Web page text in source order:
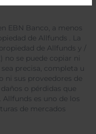
EBN Banco, a menos
de Allfunds . La
de Allfunds y /
no se puede copiar ni
precisa, completa u
ni sus proveedores de
o pérdidas que
es uno de los
de mercados